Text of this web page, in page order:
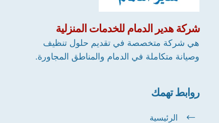
شركةهدير الدمام للخدمات المنزلية
هي شركة متخصصة في تقديم حلول تنظيف
وصيانة متكاملة في الدمام والمناطق المجاورة.
روابط تهمك
الرئيسية